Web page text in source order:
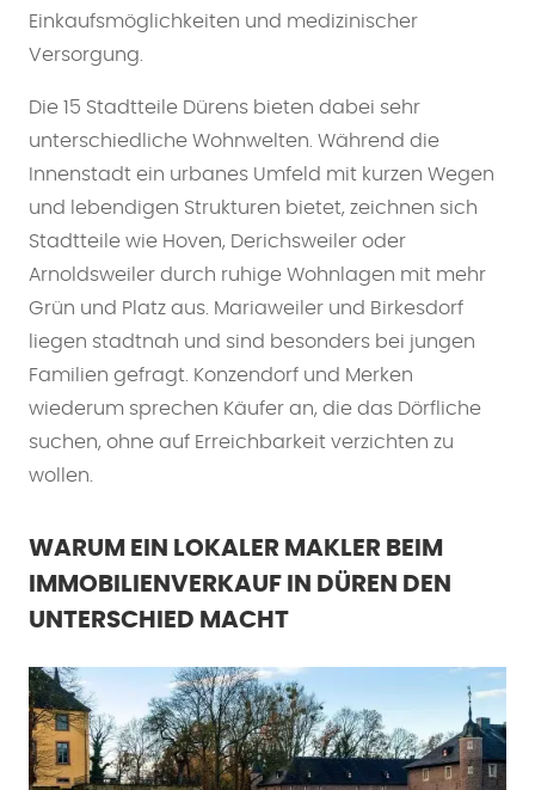
Einkaufsmöglichkeiten und medizinischer
Versorgung.
Die 15 Stadtteile Dürens bieten dabei sehr
unterschiedliche Wohnwelten. Während die
Innenstadt ein urbanes Umfeld mit kurzen Wegen
und lebendigen Strukturen bietet, zeichnen sich
Stadtteile wie Hoven, Derichsweiler oder
Arnoldsweiler durch ruhige Wohnlagen mit mehr
Grün und Platz aus. Mariaweiler und Birkesdorf
liegen stadtnah und sind besonders bei jungen
Familien gefragt. Konzendorf und Merken
wiederum sprechen Käufer an, die das Dörfliche
suchen, ohne auf Erreichbarkeit verzichten zu
wollen.
WARUM EIN LOKALER MAKLER BEIM
IMMOBILIENVERKAUF IN DÜREN DEN
UNTERSCHIED MACHT